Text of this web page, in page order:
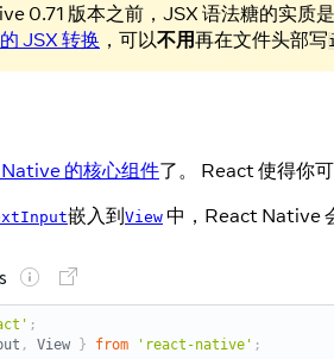
0.71 版本之前，JSX 语法糖的实质
JSX 转换 ，可以不用再在文件头部写
的核心组件了。 React 使得你
嵌入到View 中，React Native